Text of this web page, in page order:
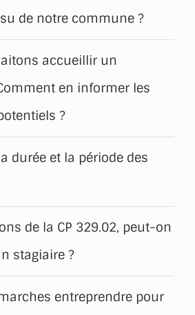
de notre commune ?
accueillir un
en informer les
?
durée et la période des
de la CP 329.02, peut-on
stagiaire ?
entreprendre pour